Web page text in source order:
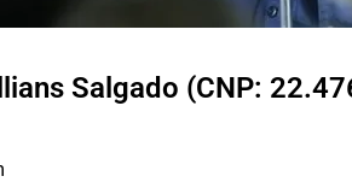
Salgado (CNP: